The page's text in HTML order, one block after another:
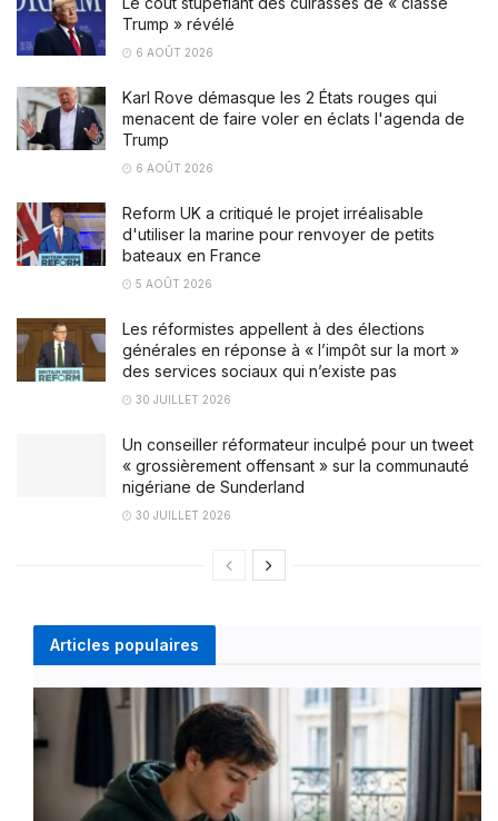
Trump » révélé
6 AOÛT 2026
Karl Rove démasque les 2 États rouges qui
menacent de faire voler en éclats l'agenda de
Trump
6 AOÛT 2026
Reform UK a critiqué le projet irréalisable
d'utiliser la marine pour renvoyer de petits
bateaux en France
5 AOÛT 2026
Les réformistes appellent à des élections
générales en réponse à « l’impôt sur la mort »
des services sociaux qui n’existe pas
30 JUILLET 2026
Un conseiller réformateur inculpé pour un tweet
« grossièrement offensant » sur la communauté
nigériane de Sunderland
30 JUILLET 2026
Articles populaires